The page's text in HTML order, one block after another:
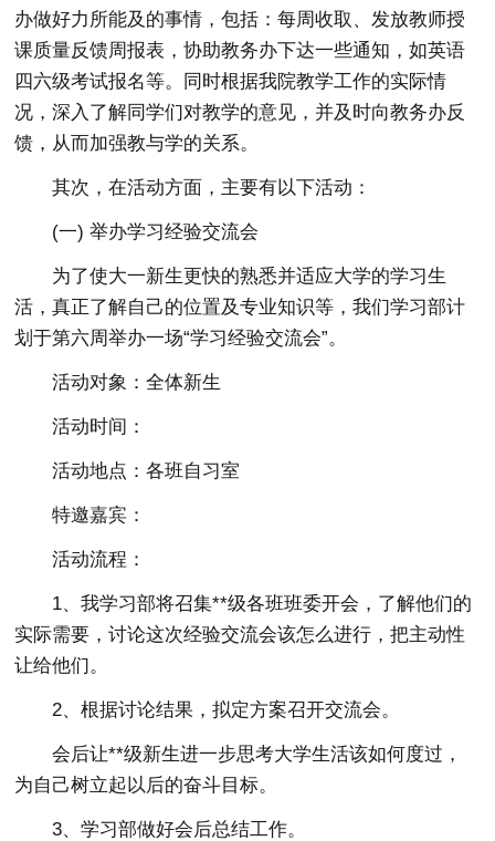
办做好力所能及的事情，包括：每周收取、发放教师授
课质量反馈周报表，协助教务办下达一些通知，如英语
四六级考试报名等。同时根据我院教学工作的实际情
况，深入了解同学们对教学的意见，并及时向教务办反
馈，从而加强教与学的关系。
其次，在活动方面，主要有以下活动：
(一) 举办学习经验交流会
为了使大一新生更快的熟悉并适应大学的学习生
活，真正了解自己的位置及专业知识等，我们学习部计
划于第六周举办一场“学习经验交流会”。
活动对象：全体新生
活动时间：
活动地点：各班自习室
特邀嘉宾：
活动流程：
1、我学习部将召集**级各班班委开会，了解他们的
实际需要，讨论这次经验交流会该怎么进行，把主动性
让给他们。
2、根据讨论结果，拟定方案召开交流会。
会后让**级新生进一步思考大学生活该如何度过，
为自己树立起以后的奋斗目标。
3、学习部做好会后总结工作。